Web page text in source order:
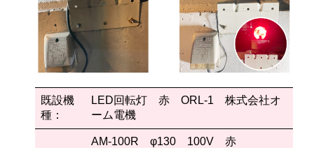
既設機
種：
LED回転灯 赤 ORL-1 株式会社オ
ーム電機
AM-100R φ130 100V 赤